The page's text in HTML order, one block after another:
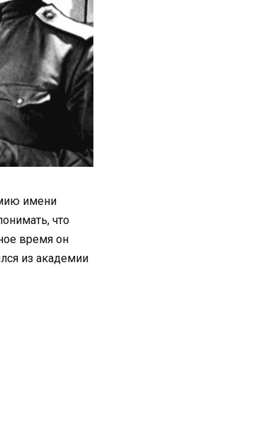
имени
что
время он
из академии